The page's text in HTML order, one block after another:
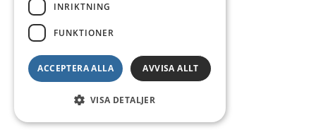
INRIKTNING
FUNKTIONER
ACCEPTERA ALLA AVVISA ALLT
VISA DETALJER